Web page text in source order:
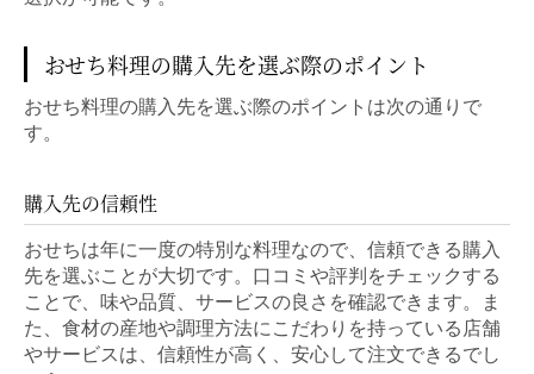
おせち料理の購入先を選ぶ際のポイント
おせち料理の購入先を選ぶ際のポイントは次の通りで
す。
購入先の信頼性
おせちは年に一度の特別な料理なので、信頼できる購入
先を選ぶことが大切です。口コミや評判をチェックする
ことで、味や品質、サービスの良さを確認できます。ま
た、食材の産地や調理方法にこだわりを持っている店舗
やサービスは、信頼性が高く、安心して注文できるでし